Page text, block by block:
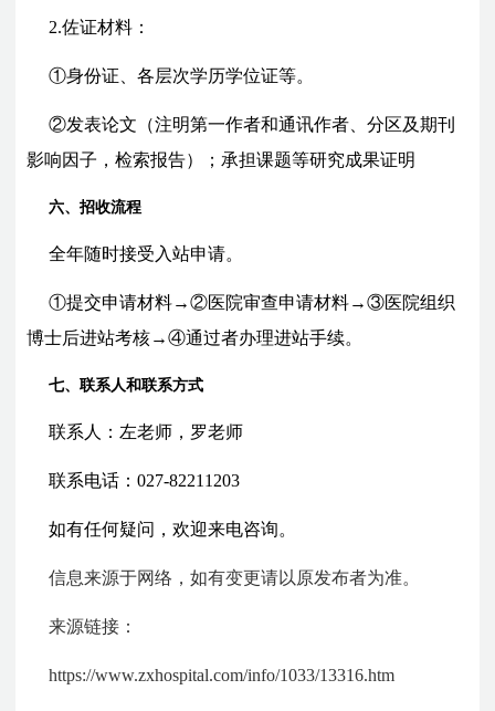
2.佐证材料：
①身份证、各层次学历学位证等。
②发表论文（注明第一作者和通讯作者、分区及期刊
影响因子，检索报告）；承担课题等研究成果证明
六、招收流程
全年随时接受入站申请。
①提交申请材料→②医院审查申请材料→③医院组织
博士后进站考核→④通过者办理进站手续。
七、联系人和联系方式
联系人：左老师，罗老师
联系电话：027-82211203
如有任何疑问，欢迎来电咨询。
信息来源于网络，如有变更请以原发布者为准。
来源链接：
https://www.zxhospital.com/info/1033/13316.htm